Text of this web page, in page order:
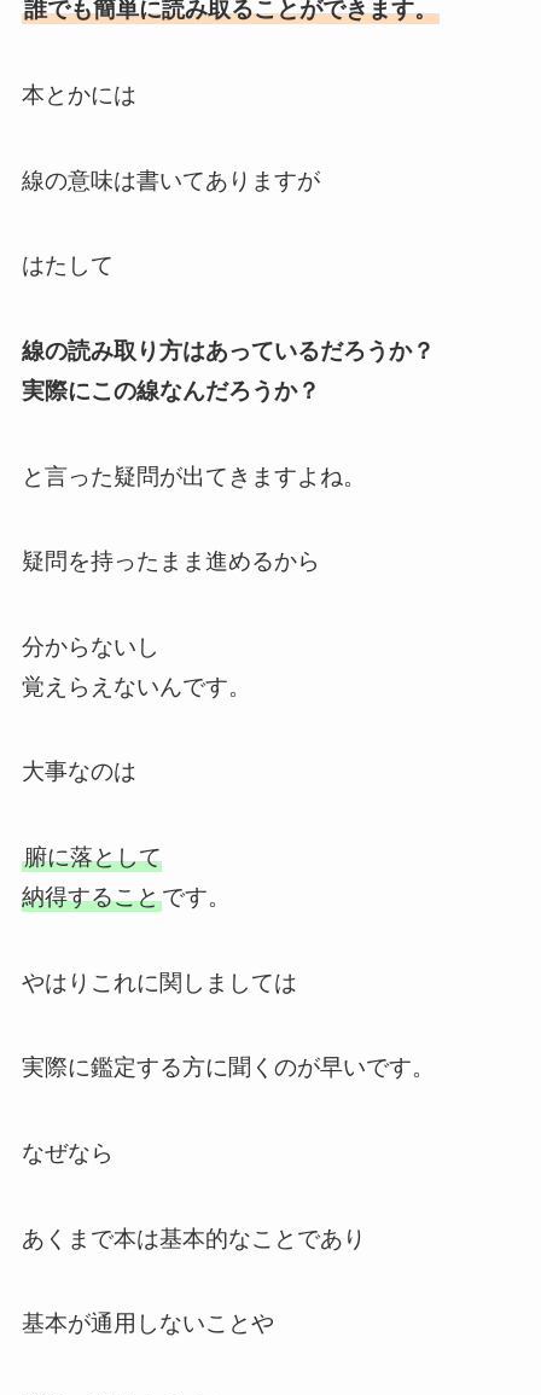
誰でも簡単に読み取ることができます。
本とかには
線の意味は書いてありますが
はたして
線の読み取り方はあっているだろうか？
実際にこの線なんだろうか？
と言った疑問が出てきますよね。
疑問を持ったまま進めるから
分からないし
覚えらえないんです。
大事なのは
腑に落として
納得することです。
やはりこれに関しましては
実際に鑑定する方に聞くのが早いです。
なぜなら
あくまで本は基本的なことであり
基本が通用しないことや